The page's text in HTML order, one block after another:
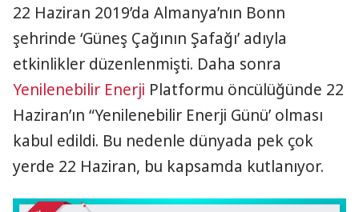
22 Haziran 2019’da Almanya’nın Bonn
şehrinde ‘Güneş Çağının Şafağı’ adıyla
etkinlikler düzenlenmişti. Daha sonra
Yenilenebilir Enerji Platformu öncülüğünde 22
Haziran’ın “Yenilenebilir Enerji Günü’ olması
kabul edildi. Bu nedenle dünyada pek çok
yerde 22 Haziran, bu kapsamda kutlanıyor.